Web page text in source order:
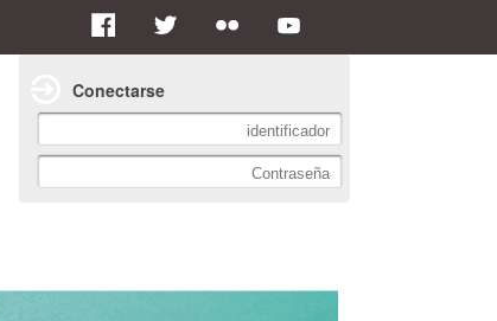
Conectarse